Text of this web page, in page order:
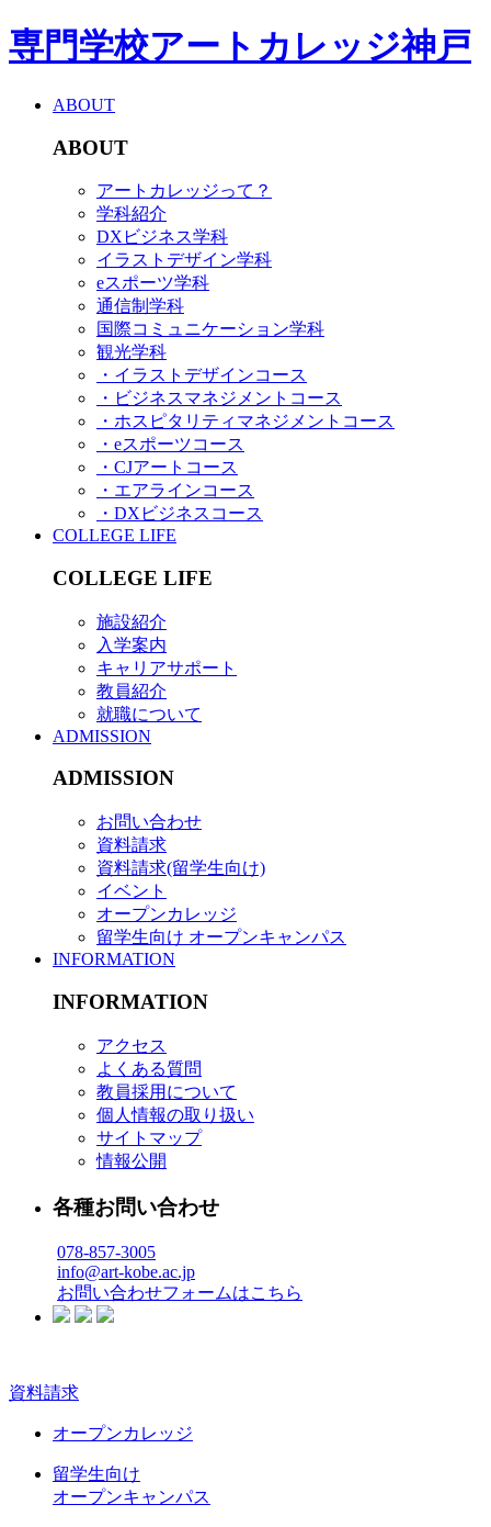
専門学校アートカレッジ神戸
ABOUT
ABOUT
アートカレッジって？
学科紹介
DXビジネス学科
イラストデザイン学科
eスポーツ学科
通信制学科
国際コミュニケーション学科
観光学科
・イラストデザインコース
・ビジネスマネジメントコース
・ホスピタリティマネジメントコース
・eスポーツコース
・CJアートコース
・エアラインコース
・DXビジネスコース
COLLEGE LIFE
COLLEGE LIFE
施設紹介
入学案内
キャリアサポート
教員紹介
就職について
ADMISSION
ADMISSION
お問い合わせ
資料請求
資料請求(留学生向け)
イベント
オープンカレッジ
留学生向け オープンキャンパス
INFORMATION
INFORMATION
アクセス
よくある質問
教員採用について
個人情報の取り扱い
サイトマップ
情報公開
各種お問い合わせ
078-857-3005
info@art-kobe.ac.jp
お問い合わせフォームはこちら
資料請求
オープンカレッジ
留学生向け
オープンキャンパス